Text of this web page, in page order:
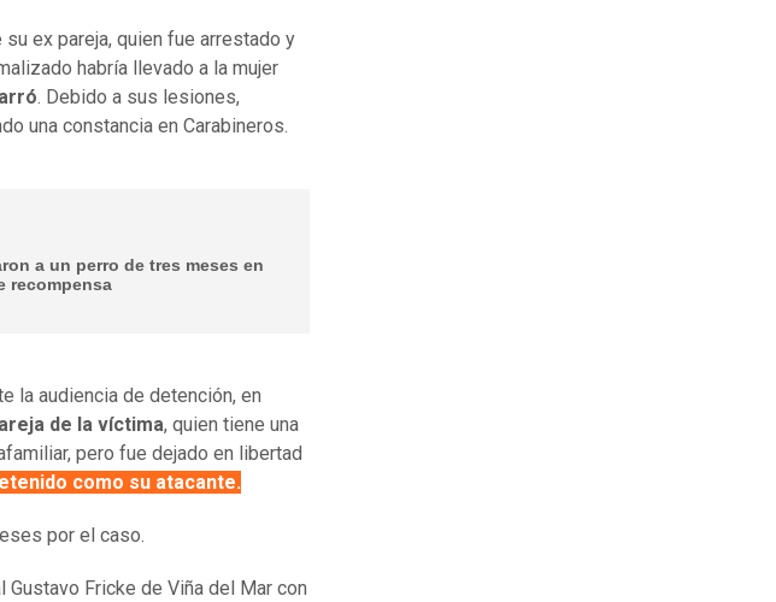
ex pareja, quien fue arrestado y
habría llevado a la mujer
. Debido a sus lesiones,
una constancia en Carabineros.
a un perro de tres meses en
recompensa
la audiencia de detención, en
de la víctima, quien tiene una
pero fue dejado en libertad
como su atacante.
por el caso.
Fricke de Viña del Mar con